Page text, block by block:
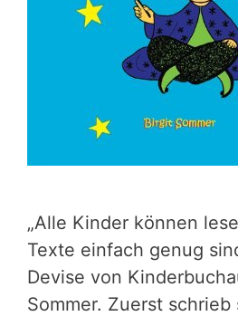
„Alle Kinder können
Texte einfach genug
Devise von
Sommer. Zuerst